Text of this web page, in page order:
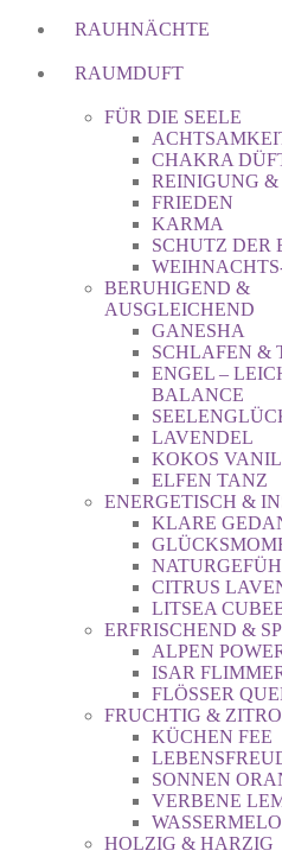
RAUHNÄCHTE
RAUMDUFT
FÜR DIE SEELE
CHAKRA
REINIGUNG
FRIEDEN
KARMA
SCHUTZ DER
BERUHIGEND &
AUSGLEICHEND
GANESHA
SCHLAFEN &
ENGEL –
BALANCE
LAVENDEL
KOKOS
ELFEN TANZ
ENERGETISCH &
KLARE
CITRUS
LITSEA
ERFRISCHEND &
ALPEN
ISAR
FLÖSSER
FRUCHTIG &
KÜCHEN FEE
SONNEN
VERBENE
HOLZIG & HARZIG